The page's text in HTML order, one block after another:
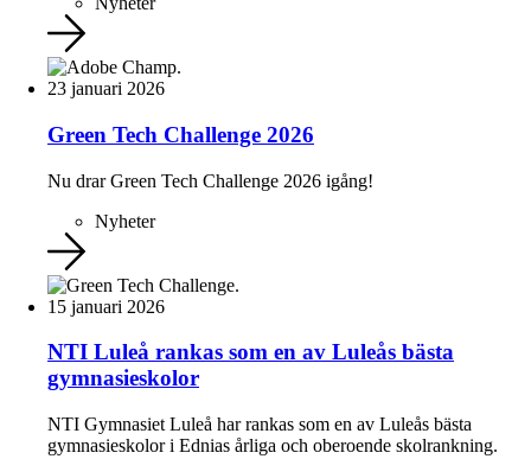
23 januari 2026
Green Tech Challenge 2026
Nu drar Green Tech Challenge 2026 igång!
Nyheter
15 januari 2026
NTI Luleå rankas som en av Luleås bästa
gymnasieskolor
NTI Gymnasiet Luleå har rankas som en av Luleås bästa
gymnasieskolor i Ednias årliga och oberoende skolrankning.